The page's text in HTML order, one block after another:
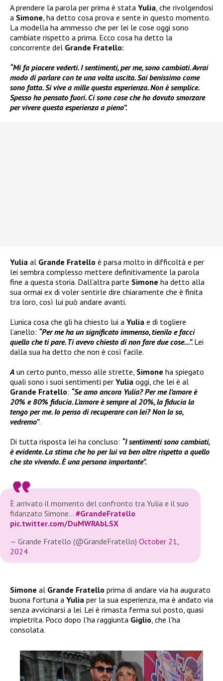
A prendere la parola per prima è stata Yulia, che rivolgendosi
a Simone, ha detto cosa prova e sente in questo momento.
La modella ha ammesso che per lei le cose oggi sono
cambiate rispetto a prima. Ecco cosa ha detto la
concorrente del Grande Fratello:
“Mi fa piacere vederti. I sentimenti, per me, sono cambiati. Avrai
modo di parlare con te una volta uscita. Sai benissimo come
sono fatta. Si vive a mille questa esperienza. Non è semplice.
Spesso ho pensato fuori. Ci sono cose che ho dovuto smorzare
per vivere questa esperienza a pieno”.
Yulia al Grande Fratello è parsa molto in difficoltà e per
lei sembra complesso mettere definitivamente la parola
fine a questa storia. Dall’altra parte Simone ha detto alla
sua ormai ex di voler sentirle dire chiaramente che è finita
tra loro, così lui può andare avanti.
L’unica cosa che gli ha chiesto lui a Yulia e di togliere
l’anello: “Per me ha un significato immenso, tienilo e facci
quello che ti pare. Ti avevo chiesto di non fare due cose…”. Lei
dalla sua ha detto che non è così facile.
A un certo punto, messo alle strette, Simone ha spiegato
quali sono i suoi sentimenti per Yulia oggi, che lei è al
Grande Fratello: “Se amo ancora Yulia? Per me l’amore è
20% e 80% fiducia. L’amore è sempre al 20%, la fiducia la
tengo per me. Io penso di recuperare con lei? Non lo so,
vedremo”.
Di tutta risposta lei ha concluso: “I sentimenti sono cambiati,
è evidente. La stima che ho per lui va ben oltre rispetto a quello
che sto vivendo. È una persona importante”.
È arrivato il momento del confronto tra Yulia e il suo
fidanzato Simone… #GrandeFratello
pic.twitter.com/DuMWRAbLSX
— Grande Fratello (@GrandeFratello) October 21,
2024
Simone al Grande Fratello prima di andare via ha augurato
buona fortuna a Yulia per la sua esperienza, ma è andato via
senza avvicinarsi a lei. Lei è rimasta ferma sul posto, quasi
impietrita. Poco dopo l’ha raggiunta Giglio, che l’ha
consolata.